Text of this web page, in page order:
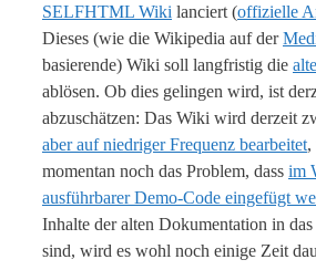
SELFHTML Wiki lanciert (offizielle
Dieses (wie die Wikipedia auf der
basierende) Wiki soll langfristig die
ablösen. Ob dies gelingen wird, ist
abzuschätzen: Das Wiki wird derzeit
aber auf niedriger Frequenz bearbeitet,
momentan noch das Problem, dass im
ausführbarer Demo-Code eingefügt
Inhalte der alten Dokumentation in
sind, wird es wohl noch einige Zeit